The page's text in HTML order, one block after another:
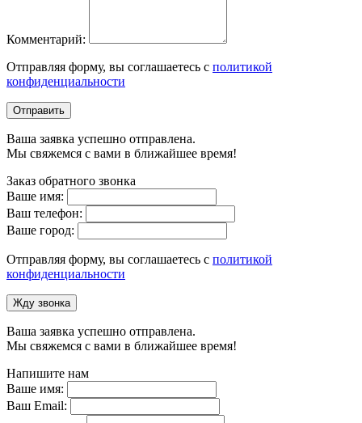
Комментарий:
Отправляя форму, вы соглашаетесь с политикой
конфиденциальности
Отправить
Ваша заявка успешно отправлена.
Мы свяжемся с вами в ближайшее время!
Заказ обратного звонка
Ваше имя:
Ваш телефон:
Ваше город:
Отправляя форму, вы соглашаетесь с политикой
конфиденциальности
Жду звонка
Ваша заявка успешно отправлена.
Мы свяжемся с вами в ближайшее время!
Напишите нам
Ваше имя:
Ваш Email: